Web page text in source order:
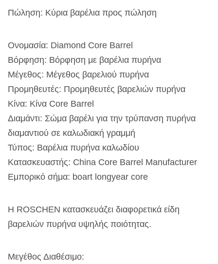
Πώληση: Κύρια βαρέλια προς πώληση
Ονομασία: Diamond Core Barrel
Βόρφηση: Βόρφηση με βαρέλια πυρήνα
Μέγεθος: Μέγεθος βαρελιού πυρήνα
Προμηθευτές: Προμηθευτές βαρελιών πυρήνα
Κίνα: Κίνα Core Barrel
Διαμάντι: Σώμα βαρέλι για την τρύπανση πυρήνα
διαμαντιού σε καλωδιακή γραμμή
Τύπος: Βαρέλια πυρήνα καλωδίου
Κατασκευαστής: China Core Barrel Manufacturer
Εμπορικό σήμα: boart longyear core
Η ROSCHEN κατασκευάζει διαφορετικά είδη
βαρελιών πυρήνα υψηλής ποιότητας.
Μεγέθος Διαθέσιμο: